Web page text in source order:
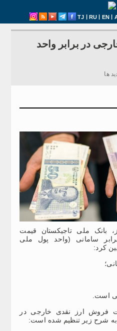
TJ | RU | EN |
در برابر واحد
. امروز، بانک ملی تاجیکستان قیمت
سامانی (واحد پول ملی
کرد:
فروش ارز نقدی خارجی در
به شرح زیر تنظیم شده است: